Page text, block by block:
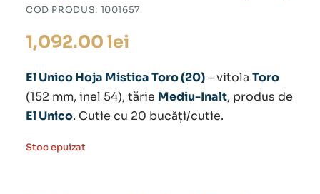
COD PRODUS: 1001657
1,092.00 lei
El Unico Hoja Mistica Toro (20)– vitola Toro
(152 mm, inel 54), tărie Mediu-Inalt, produs de
El Unico. Cutie cu 20 bucăți/cutie.
Stoc epuizat